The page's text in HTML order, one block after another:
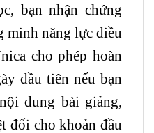
bạn nhận chứng
minh năng lực điều
cho phép hoàn
đầu tiên nếu bạn
dung bài giảng,
đối cho khoản đầu